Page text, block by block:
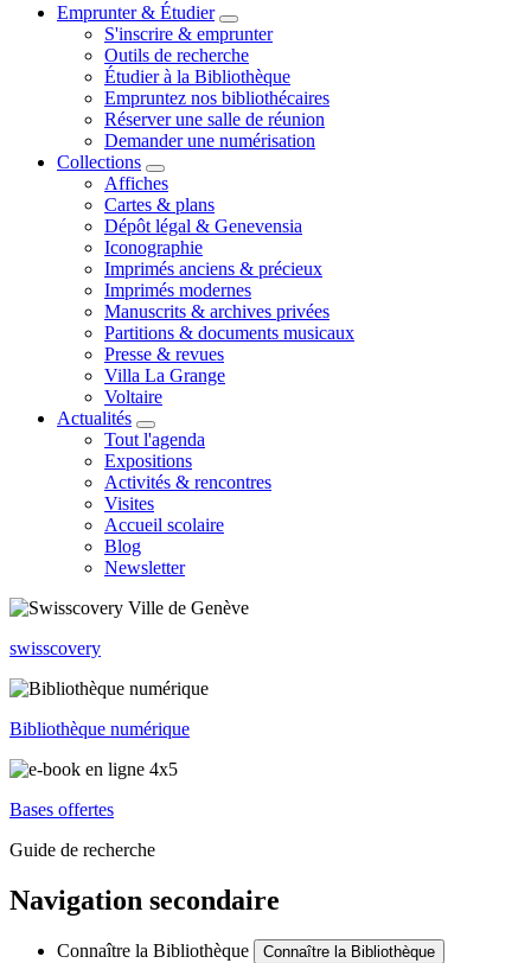
Emprunter & Étudier
S'inscrire & emprunter
Outils de recherche
Étudier à la Bibliothèque
Empruntez nos bibliothécaires
Réserver une salle de réunion
Demander une numérisation
Collections
Affiches
Cartes & plans
Dépôt légal & Genevensia
Iconographie
Imprimés anciens & précieux
Imprimés modernes
Manuscrits & archives privées
Partitions & documents musicaux
Presse & revues
Villa La Grange
Voltaire
Actualités
Tout l'agenda
Expositions
Activités & rencontres
Visites
Accueil scolaire
Blog
Newsletter
swisscovery
Bibliothèque numérique
Bases offertes
Guide de recherche
Navigation secondaire
Connaître la Bibliothèque Connaître la Bibliothèque